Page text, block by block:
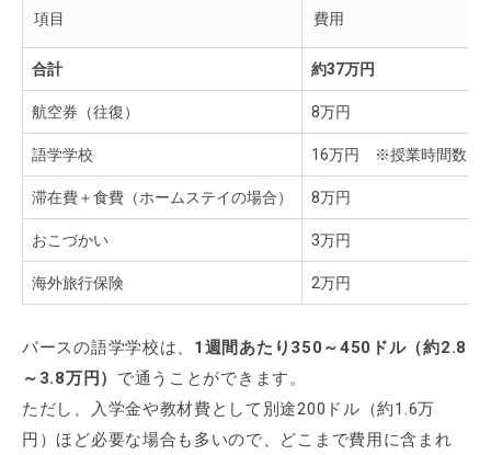
項目 費用
合計 約37万円
航空券（往復） 8万円
語学学校 16万円 ※授業時間数：
滞在費＋食費（ホームステイの場合） 8万円
おこづかい 3万円
海外旅行保険 2万円
パースの語学学校は、 1週間あたり350～450ドル（約2.8
～3.8万円） で通うことができます。
ただし、入学金や教材費として別途200ドル（約1.6万
円）ほど必要な場合も多いので、どこまで費用に含まれ